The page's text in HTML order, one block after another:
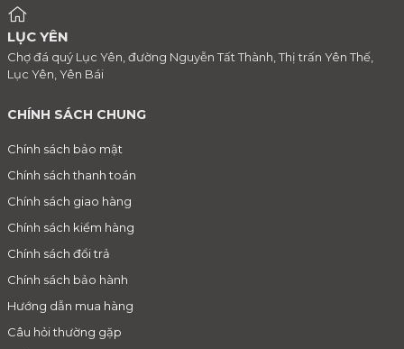
LỤC YÊN
Chợ đá quý Lục Yên, đường Nguyễn Tất Thành, Thị trấn Yên Thế,
Lục Yên, Yên Bái
CHÍNH SÁCH CHUNG
Chính sách bảo mật
Chính sách thanh toán
Chính sách giao hàng
Chính sách kiểm hàng
Chính sách đổi trả
Chính sách bảo hành
Hướng dẫn mua hàng
Câu hỏi thường gặp